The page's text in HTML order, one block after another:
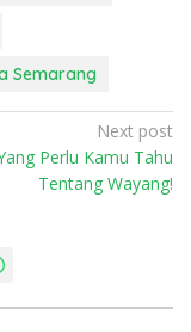
Semarang
Next post
Perlu Kamu Tahu
Tentang Wayang!